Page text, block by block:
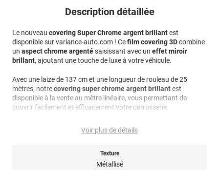
Description détaillée
Le nouveau covering Super Chrome argent brillantest
disponible sur variance-auto.com ! Cefilm covering 3Dcombine
un aspect chrome argentésaisissant avec un effet miroir
brillant, ajoutant une touche de luxe à votre véhicule.
Avec une laize de 137 cm et une longueur de rouleau de 25
mètres, notrecovering super chrome argent brillantest
disponible à la vente au mètre linéaire, vous permettant de
couvrir facilement et efficacement votre carrosserie.
Ce covering offre une finition 3D thermoformable
qu'il peut être facilement appliqué sur des surfaces courbes sans
adhésif structuré "airflow"
évacuation aisée des bulles d'air pendant la pose, pour un
Voir plus de détails
Texture
Métallisé